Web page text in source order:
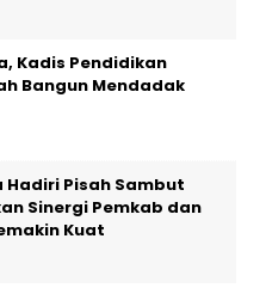
Kadis Pendidikan
Bangun Mendadak
Pisah Sambut
Sinergi Pemkab dan
Kuat